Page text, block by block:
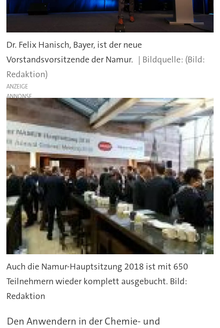
Dr. Felix Hanisch, Bayer, ist der neue
Vorstandsvorsitzende der Namur.
(Bild:
Redaktion)
ANZEIGE
Auch die Namur-Hauptsitzung 2018 ist mit 650
Teilnehmern wieder komplett ausgebucht. Bild:
Redaktion
Den Anwendern in der Chemie- und